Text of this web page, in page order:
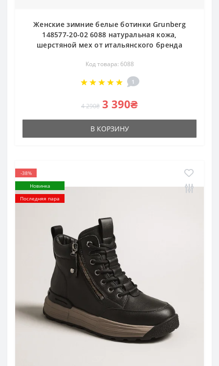
Женские зимние белые ботинки Grunberg
148577-20-02 6088 натуральная кожа,
шерстяной мех от итальянского бренда
Код товара: 6088
1
4 290₴ 3 390₴
В КОРЗИНУ
-38%
Новинка
Последняя пара